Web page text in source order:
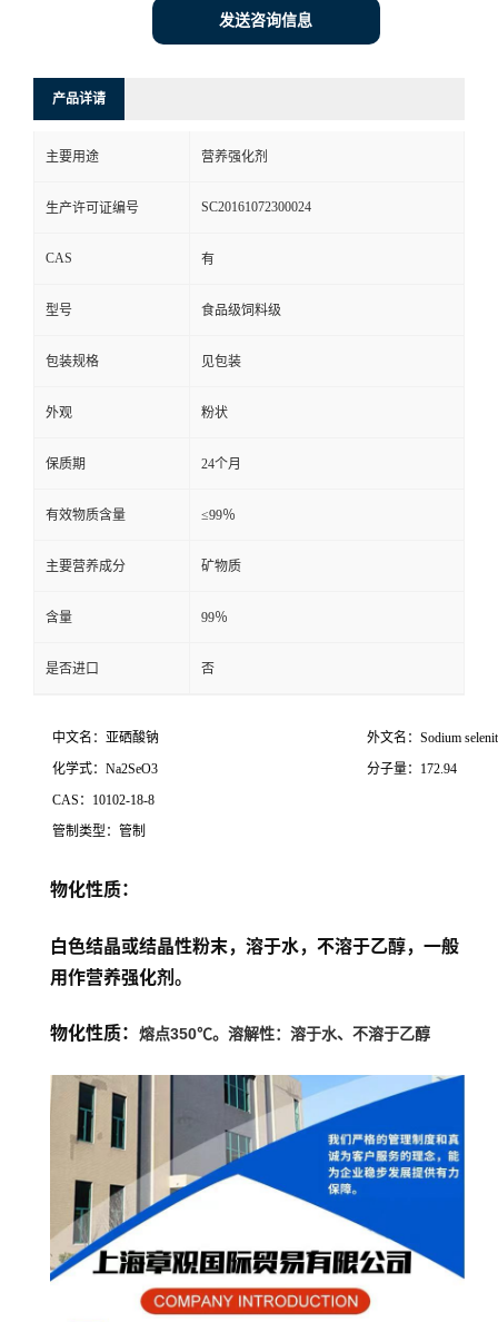
发送咨询信息
产品详请
主要用途 营养强化剂
生产许可证编号 SC20161072300024
CAS 有
型号 食品级饲料级
包装规格 见包装
外观 粉状
保质期 24个月
有效物质含量 ≤99％
主要营养成分 矿物质
含量 99％
是否进口 否
中文名：亚硒酸钠
化学式：Na2SeO3
CAS：10102-18-8
管制类型：管制
外文名：Sodium
分子量：172.94
物化性质：
白色结晶或结晶性粉末，溶于水，不溶于乙醇，一般
用作营养强化剂。
物化性质： 熔点350℃。溶解性：溶于水、不溶于乙醇